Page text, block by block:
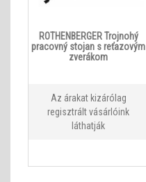
ROTHENBERGER Trojnohý
pracovný stojan s reťazovým
zverákom
Az árakat kizárólag
regisztrált vásárlóink
láthatják